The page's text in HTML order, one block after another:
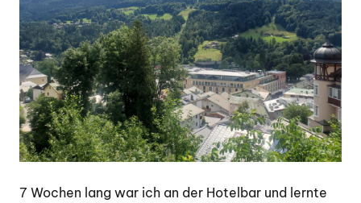
7 Wochen lang war ich an der Hotelbar und lernte